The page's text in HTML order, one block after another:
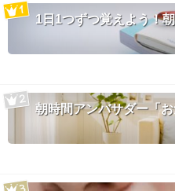
1日1つずつ覚えよう！
朝時間アンバサダー「